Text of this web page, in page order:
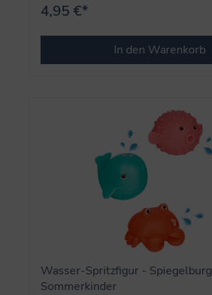
4,95 €*
In den Warenkorb
Wasser-Spritzfigur - Spiegelburg
Sommerkinder